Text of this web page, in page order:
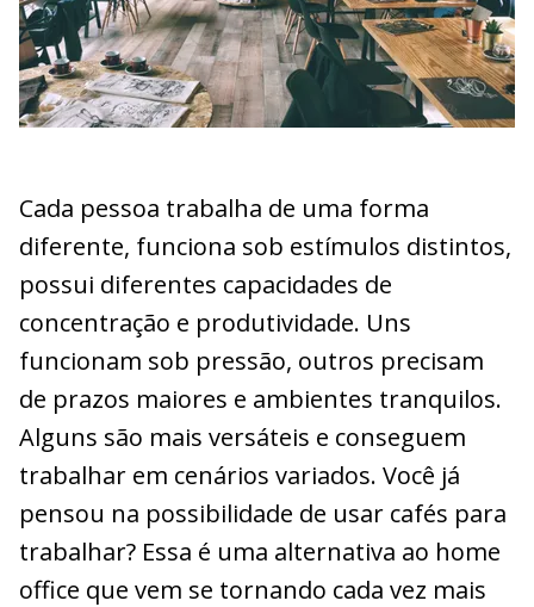
Cada pessoa trabalha de uma forma
diferente, funciona sob estímulos distintos,
possui diferentes capacidades de
concentração e produtividade. Uns
funcionam sob pressão, outros precisam
de prazos maiores e ambientes tranquilos.
Alguns são mais versáteis e conseguem
trabalhar em cenários variados. Você já
pensou na possibilidade de usar cafés para
trabalhar? Essa é uma alternativa ao home
office que vem se tornando cada vez mais